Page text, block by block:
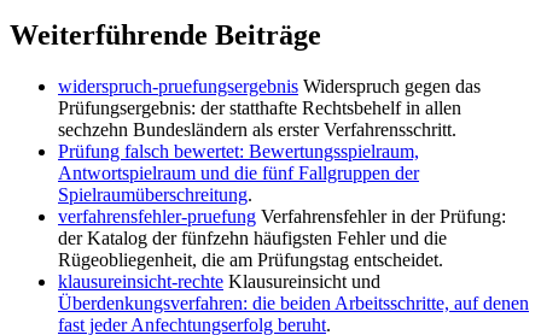
Weiterführende Beiträge
widerspruch-pruefungsergebnis Widerspruch gegen das
Prüfungsergebnis: der statthafte Rechtsbehelf in allen
sechzehn Bundesländern als erster Verfahrensschritt.
Prüfung falsch bewertet: Bewertungsspielraum,
Antwortspielraum und die fünf Fallgruppen der
Spielraumüberschreitung.
verfahrensfehler-pruefung Verfahrensfehler in der Prüfung:
der Katalog der fünfzehn häufigsten Fehler und die
Rügeobliegenheit, die am Prüfungstag entscheidet.
klausureinsicht-rechte Klausureinsicht und
Überdenkungsverfahren: die beiden Arbeitsschritte, auf denen
fast jeder Anfechtungserfolg beruht.